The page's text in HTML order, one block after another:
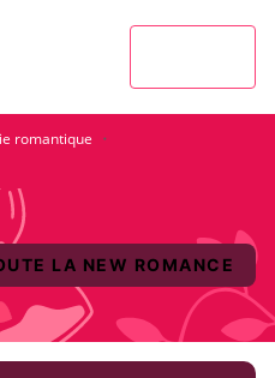
romantique ·
LA NEW ROMANCE